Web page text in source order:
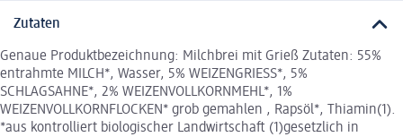
Zutaten
Genaue Produktbezeichnung: Milchbrei mit Grieß Zutaten: 55%
entrahmte MILCH*, Wasser, 5% WEIZENGRIESS*, 5%
SCHLAGSAHNE*, 2% WEIZENVOLLKORNMEHL*, 1%
WEIZENVOLLKORNFLOCKEN* grob gemahlen , Rapsöl*, Thiamin(1).
*aus kontrolliert biologischer Landwirtschaft (1)gesetzlich in